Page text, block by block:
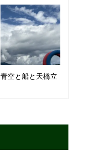
青空と船と天橋立